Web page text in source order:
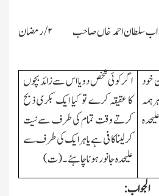
نواب سلطان احمد خاں صاحب ۲/ رمضان
خود
ہمہ
اگر کوئی شخص د ویا اس سے زائد بچوں
کا عقیقہ کرے تو کیا ایك بکری ذبح
کرتے وقت تمام کی طرف سے نیت
کرلینا کافی ہے یا ہر ایك کی طرف سے
علیحدہ جانور ہونا چاہئے۔(ت)
الجواب: